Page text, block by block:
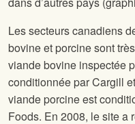
Les secteurs canadiens
bovine et porcine sont
viande bovine inspectée
conditionnée par Cargill
viande porcine est
Foods. En 2008, le sitea